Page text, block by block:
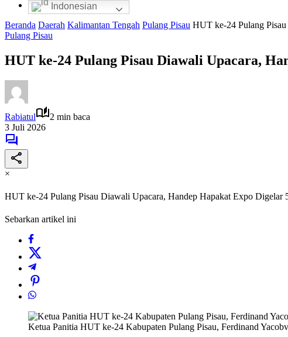
Indonesian
Beranda Daerah Kalimantan Tengah Pulang Pisau HUT ke-24 Pulang
Pulang Pisau
HUT ke-24 Pulang Pisau Diawali Upacara,
Rabiatul
2 min baca
3 Juli 2026
×
HUT ke-24 Pulang Pisau Diawali Upacara, Handep Hapakat Expo Digelar
Sebarkan artikel ini
Ketua Panitia HUT ke-24 Kabupaten Pulang Pisau, Ferdinand